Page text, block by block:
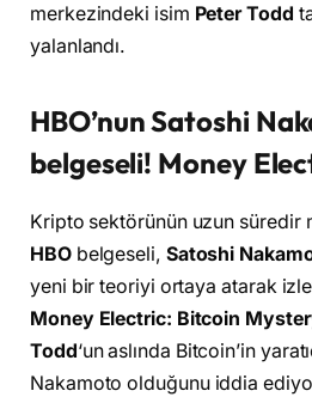
merkezindeki isim Peter Todd
yalanlandı.
HBO’nun Satoshi
belgeseli! Money
Kripto sektörünün uzun süredir
HBObelgeseli, Satoshi
yeni bir teoriyi ortaya atarak
Money Electric: Bitcoin
Todd‘un aslında Bitcoin’in
Nakamoto olduğunu iddia